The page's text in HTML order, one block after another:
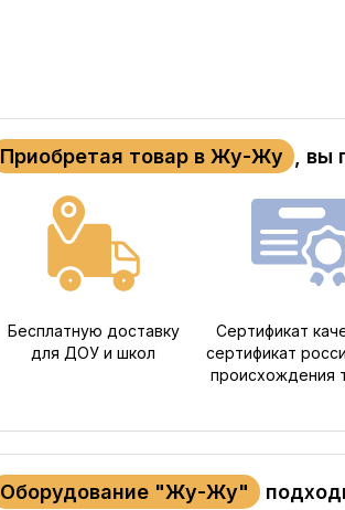
Приобретая товар в Жу-Жу , вы
Бесплатную доставку
для ДОУ и школ
Сертификат
сертификат
происхождения
Оборудование "Жу-Жу"